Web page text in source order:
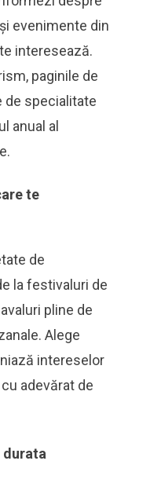
evenimente din
interesează.
paginile de
de specialitate
anual al
te
de
la festivaluri de
pline de
Alege
intereselor
adevărat de
durata